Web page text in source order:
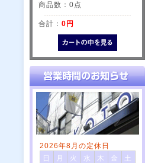
商品数：0点
合計： 0円
2026年8月の定休日
日
月 火 水 木 金
土